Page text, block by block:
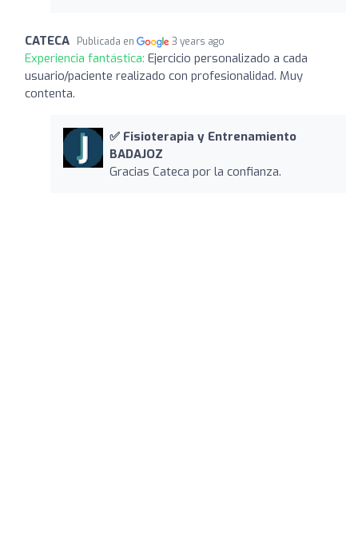
CATECA Publicada en 3 years ago
Experiencia fantástica: Ejercicio personalizado a cada
usuario/paciente realizado con profesionalidad. Muy
contenta.
✅ Fisioterapia y Entrenamiento
BADAJOZ
Gracias Cateca por la confianza.